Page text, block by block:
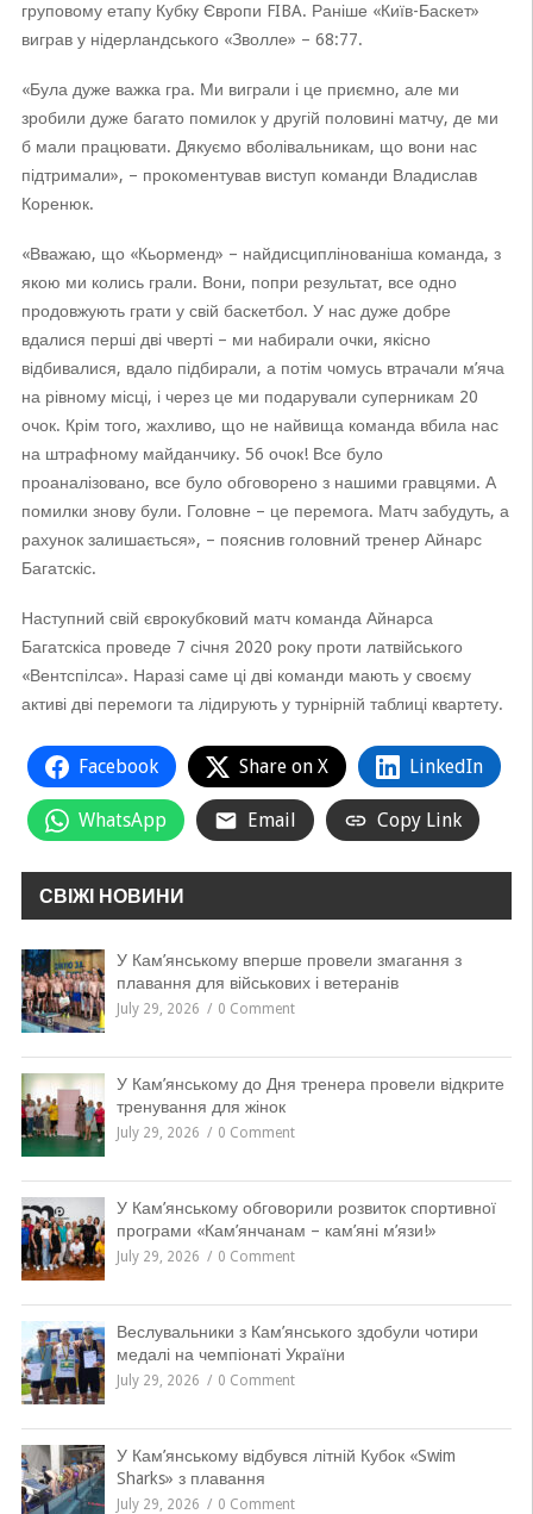
груповому етапу Кубку Європи FIBA. Раніше «Київ-Баскет»
виграв у нідерландського «Зволле» – 68:77.
«Була дуже важка гра. Ми виграли і це приємно, але ми
зробили дуже багато помилок у другій половині матчу, де ми
б мали працювати. Дякуємо вболівальникам, що вони нас
підтримали», – прокоментував виступ команди Владислав
Коренюк.
«Вважаю, що «Кьорменд» – найдисциплінованіша команда, з
якою ми колись грали. Вони, попри результат, все одно
продовжують грати у свій баскетбол. У нас дуже добре
вдалися перші дві чверті – ми набирали очки, якісно
відбивалися, вдало підбирали, а потім чомусь втрачали м’яча
на рівному місці, і через це ми подарували суперникам 20
очок. Крім того, жахливо, що не найвища команда вбила нас
на штрафному майданчику. 56 очок! Все було
проаналізовано, все було обговорено з нашими гравцями. А
помилки знову були. Головне – це перемога. Матч забудуть, а
рахунок залишається», – пояснив головний тренер Айнарс
Багатскіс.
Наступний свій єврокубковий матч команда Айнарса
Багатскіса проведе 7 січня 2020 року проти латвійського
«Вентспілса». Наразі саме ці дві команди мають у своєму
активі дві перемоги та лідирують у турнірній таблиці квартету.
Facebook Share on X LinkedIn
WhatsApp Email Copy Link
СВІЖІ НОВИНИ
У Кам’янському вперше провели змагання з
плавання для військових і ветеранів
July 29, 2026 0 Comment
У Кам’янському до Дня тренера провели відкрите
тренування для жінок
July 29, 2026 0 Comment
У Кам’янському обговорили розвиток спортивної
програми «Кам’янчанам – кам’яні м’язи!»
July 29, 2026 0 Comment
Веслувальники з Кам’янського здобули чотири
медалі на чемпіонаті України
July 29, 2026 0 Comment
У Кам’янському відбувся літній Кубок «Swim
Sharks» з плавання
July 29, 2026 0 Comment